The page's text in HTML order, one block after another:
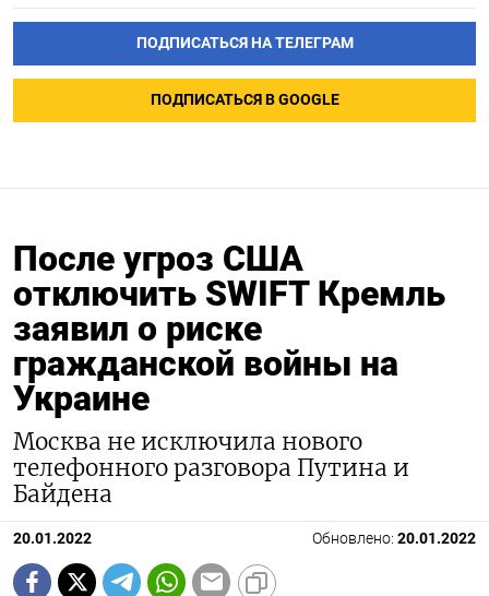
ПОДПИСАТЬСЯ НА ТЕЛЕГРАМ
ПОДПИСАТЬСЯ В GOOGLE
После угроз США
отключить SWIFT Кремль
заявил о риске
гражданской войны на
Украине
Москва не исключила нового
телефонного разговора Путина и
Байдена
20.01.2022 Обновлено: 20.01.2022